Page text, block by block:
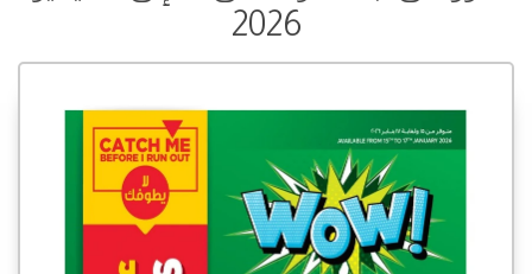
2026